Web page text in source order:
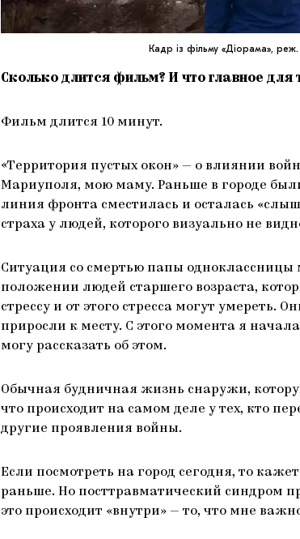
Кадр із фільму «Діорама»,
Сколько длится фильм? И что главное для
Фильм длится 10 минут.
«Территория пустых окон» — о влиянии
Мариуполя, мою маму. Раньше в городе
линия фронта сместилась и осталась
страха у людей, которого визуально не
Ситуация со смертью папы одноклассницы
положении людей старшего возраста,
стрессу и от этого стресса могут умереть.
приросли к месту. С этого момента я
могу рассказать об этом.
Обычная будничная жизнь снаружи,
что происходит на самом деле у тех, кто
другие проявления войны.
Если посмотреть на город сегодня, то
раньше. Но посттравматический синдром
это происходит «внутри» — то, что мне